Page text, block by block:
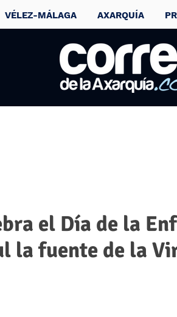
VÉLEZ-MÁLAGA AXARQUÍA
el Día de la
la fuente de la